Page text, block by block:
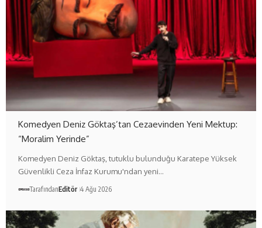
Komedyen Deniz Göktaş’tan Cezaevinden Yeni Mektup:
“Moralim Yerinde”
Komedyen Deniz Göktaş, tutuklu bulunduğu Karatepe Yüksek
Güvenlikli Ceza İnfaz Kurumu'ndan yeni…
TarafındanEditör 4 Ağu 2026